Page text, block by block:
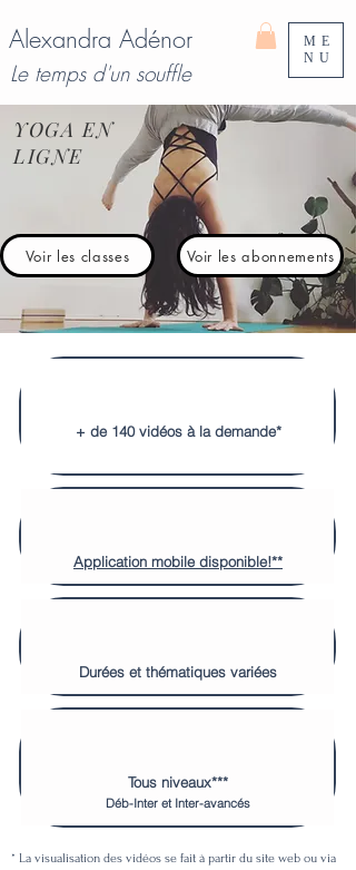
Alexandra Adénor
Le temps d'un souffle
ME
NU
YOGA EN
LIGNE
Voir les classes Voir les abonnements
+ de 140 vidéos à la demande*
Application mobile disponible!**
Durées et thématiques variées
Tous niveaux***
Déb-Inter et Inter-avancés
* La visualisation des vidéos se fait à partir du site web ou via